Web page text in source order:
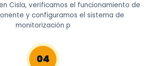
Cisla, verificamos el funcionamiento de
y configuramos el sistema de
monitorización p
04